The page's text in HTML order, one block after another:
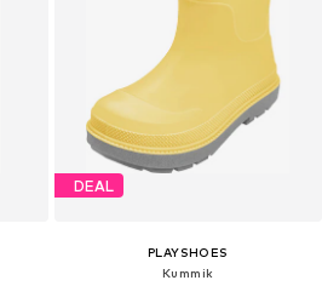
DEAL
PLAYSHOES
Kummik